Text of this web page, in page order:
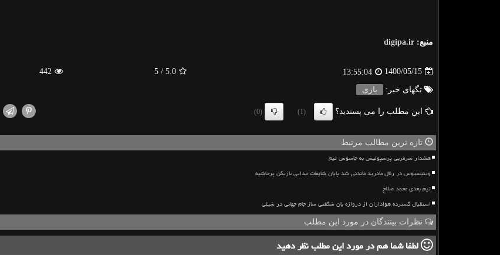
منبع: digipa.ir
1400/05/15
13:55:04
5.0
/ 5
442
تگهای خبر: بازی
این مطلب را می پسندید؟ (1)
(0)
تازه ترین مطالب مرتبط
هشدار سرمربی پرسپولیس به جاسوس تیم
وینیسیوس در رئال مادرید ماندنی شد پایان شایعات جدایی بازیکن پرحاشیه
تیم بعدی محمد صلاح
استقبال گسترده هواداران از دروازه بان شگفتی ساز جام جهانی در شیلی
نظرات بینندگان در مورد این مطلب
لطفا شما همدر مورد این مطلبنظر دهید